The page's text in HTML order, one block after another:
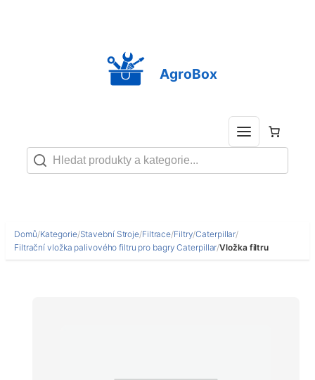
AgroBox
Domů/Kategorie/Stavební Stroje/Filtrace/Filtry/Caterpillar/
Filtrační vložka palivového filtru pro bagry Caterpillar/Vložka filtru